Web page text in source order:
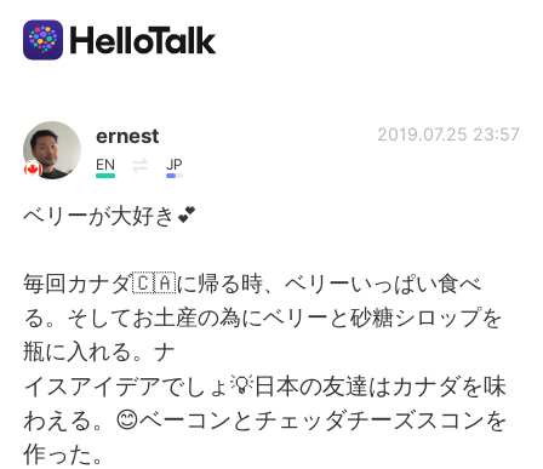
Language Exchange App
AI Grammar Checker
简体中文
Español العربية
ernest
EN JP
2019.07.25 23:57
ベリーが大好き💕
毎回カナダ🇨🇦に帰る時、ベリーいっぱい食べ
る。そしてお土産の為にベリーと砂糖シロップを
瓶に入れる。ナ
イスアイデアでしょ💡日本の友達はカナダを味
わえる。😊ベーコンとチェッダチーズスコンを
作った。